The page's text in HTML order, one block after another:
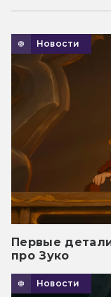
Новости
Первые
про Зуко
Новости